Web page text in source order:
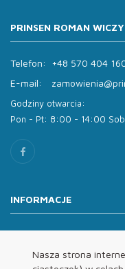
Nasza strona
PRINSEN ROMAN
Telefon:
+48 570 404
E-mail:
Godziny otwarcia:
Pon - Pt: 8:00 - 14:00
INFORMACJE
Oferta